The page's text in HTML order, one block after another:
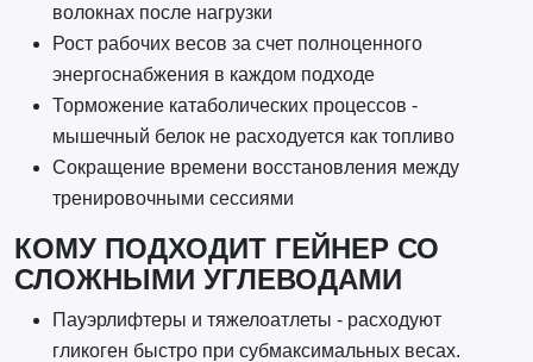
волокнах после нагрузки
Рост рабочих весов за счет полноценного
энергоснабжения в каждом подходе
Торможение катаболических процессов -
мышечный белок не расходуется как топливо
Сокращение времени восстановления между
тренировочными сессиями
КОМУ ПОДХОДИТ ГЕЙНЕР СО
СЛОЖНЫМИ УГЛЕВОДАМИ
Пауэрлифтеры и тяжелоатлеты - расходуют
гликоген быстро при субмаксимальных весах.